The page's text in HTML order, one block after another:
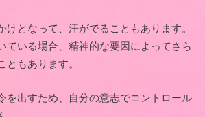
けとなって、汗がでることもあります。
ている場合、精神的な要因によってさら
もあります。
を出すため、自分の意志でコントロール